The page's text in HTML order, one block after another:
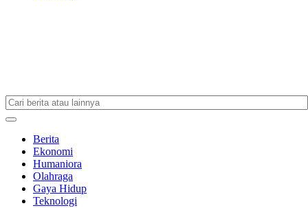
Berita
Ekonomi
Humaniora
Olahraga
Gaya Hidup
Teknologi